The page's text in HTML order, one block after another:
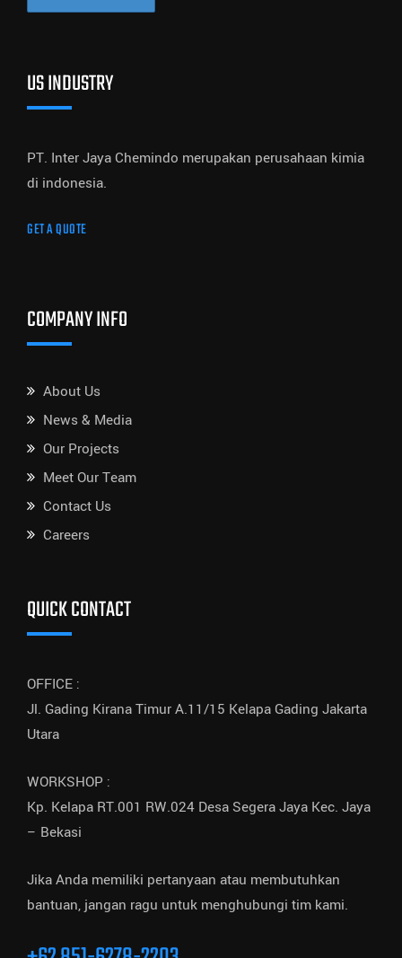
US INDUSTRY
PT. Inter Jaya Chemindo merupakan perusahaan kimia
di indonesia.
GET A QUOTE
COMPANY INFO
About Us
News & Media
Our Projects
Meet Our Team
Contact Us
Careers
QUICK CONTACT
OFFICE :
Jl. Gading Kirana Timur A.11/15 Kelapa Gading Jakarta
Utara
WORKSHOP :
Kp. Kelapa RT.001 RW.024 Desa Segera Jaya Kec. Jaya
– Bekasi
Jika Anda memiliki pertanyaan atau membutuhkan
bantuan, jangan ragu untuk menghubungi tim kami.